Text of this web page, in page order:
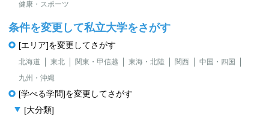
健康・スポーツ
条件を変更して私立大学をさがす
[エリア]を変更してさがす
北海道 東北 関東・甲信越 東海・北陸 関西
中国・四国
九州・沖縄
[学べる学問]を変更してさがす
[大分類]